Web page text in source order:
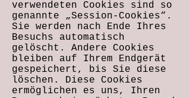
verwendeten Cookies sind so
genannte „Session-Cookies“.
Sie werden nach Ende Ihres
Besuchs automatisch
gelöscht. Andere Cookies
bleiben auf Ihrem Endgerät
gespeichert, bis Sie diese
löschen. Diese Cookies
ermöglichen es uns, Ihren